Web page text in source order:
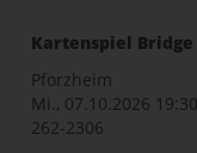
Kartenspiel Bridge
Pforzheim
Mi., 07.10.2026
262-2306